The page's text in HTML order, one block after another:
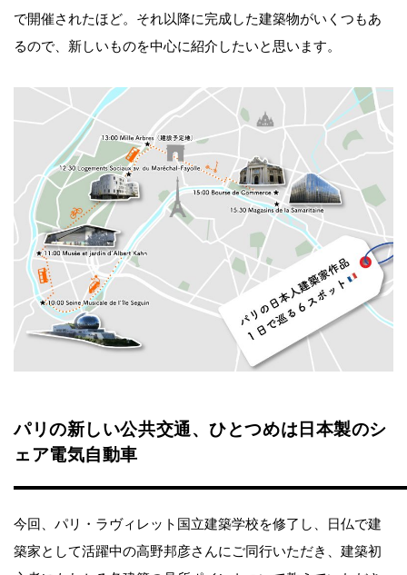
で開催されたほど。それ以降に完成した建築物がいくつもあ
るので、新しいものを中心に紹介したいと思います。
パリの新しい公共交通、ひとつめは日本製のシ
ェア電気自動車
今回、パリ・ラヴィレット国立建築学校を修了し、日仏で建
築家として活躍中の高野邦彦さんにご同行いただき、建築初